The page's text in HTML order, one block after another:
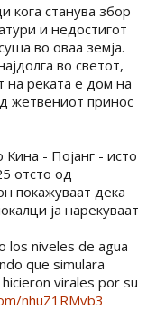
кога станува збор
и недостигот
во оваа земја.
во светот,
на реката е дом на
жетвениот принос
Кина - Појанг - исто
отсто од
покажуваат дека
ја нарекуваат
los niveles de agua
que simulara
virales por su
nhuZ1RMvb3